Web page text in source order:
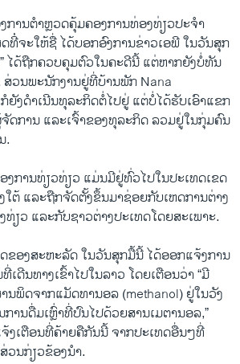
ານຕຳຫຼວດຄຸ້ມຄອງການທ່ອງທ່ຽວປະຈຳ
ດທີ່່ຈະໃຫ້ຊື່ ໄດ້ບອກອົງການຂ່າວເອພີ ໃນວັນສຸກ
ໄດ້ຖືກຄວບຄຸມຕົວໃນຄະດີນີ້ ແຕ່ຫາກຍັງບໍ່ທັນ
ສ່ວນພະນັກງານຢູ່ທີ່ບ້ານພັກ Nana
ຍັງດຳເນີນທຸລະກິດຕໍ່ໄປຢູ່ ແຕ່ບໍ່ໄດ້ຮັບເອົາແຂກ
ດການ ແລະເຈົ້າຂອງທຸລະກິດ ລວມຢູ່ໃນກຸ່ມຄົນ
.
ການທ່ຽວທ່ຽວ ແມ່ນມີຢູ່ທົ່ວໄປໃນປະເທດເຂດ
ໃຕ້ ແລະຖືກຈັດຕັ້ງຂຶ້ນມາຊ່ອຍກັບເຫດການຕ່າງ
ຽວ ແລະກັບຊາວຕ່າງປະເທດໂດຍສະເພາະ.
ຂອງສະຫະລັດ ໃນວັນສຸກມື້ນີ້ ໄດ້ອອກແຈ້ງການ
ເດີນທາງເຂົ້າໄປໃນລາວ ໂດຍເຕືອນວ່າ “ມີ
ນພິດຈາກແມັດທານອລ (methanol) ຢູ່ໃນວັງ
ການດື່ມເຫຼົ່າທີ່ປົນໄປດ້ວຍສານເມຕານອລ,”
ງເຕືອນທີ່ຄ້າຍຄືກັນນີ້ ຈາກປະເທດອື່ນໆທີ່
ວນກ່ຽວຂ້ອງນຳ.